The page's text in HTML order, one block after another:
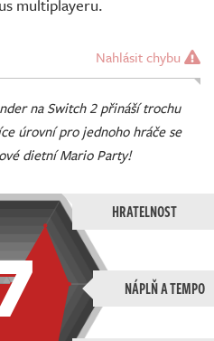
multiplayeru.
Nahlásit chybu
na Switch 2 přináší trochu
úrovní pro jednoho hráče se
dietní Mario Party!
HRATELNOST
NÁPLŇ A TEMPO